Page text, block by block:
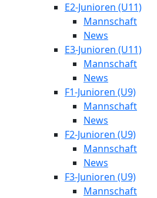
E2-Junioren (U11)
Mannschaft
News
E3-Junioren (U11)
Mannschaft
News
F1-Junioren (U9)
Mannschaft
News
F2-Junioren (U9)
Mannschaft
News
F3-Junioren (U9)
Mannschaft